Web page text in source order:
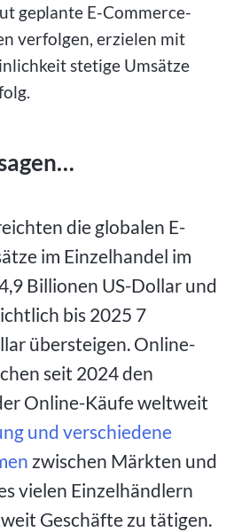
geplante E-Commerce-
verfolgen, erzielen mit
stetige Umsätze
die globalen E-
im Einzelhandel im
Billionen US-Dollar und
bis 2025 7
übersteigen. Online-
seit 2024 den
Online-Käufe weltweit
und verschiedene
zwischen Märkten und
vielen Einzelhändlern
Geschäfte zu tätigen.